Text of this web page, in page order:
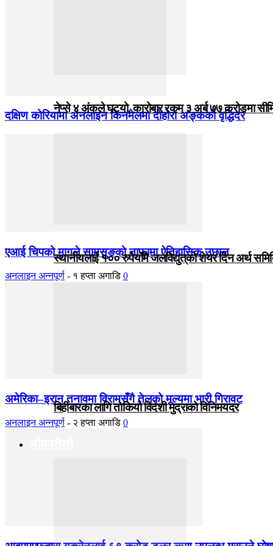
नेप्से ४ अंकले घट्यो, कारोबार रकम ३ अर्ब ७७ करोडमा
स्थानीयलाई १०० रुपैयाँमै जलविद्युत्‌को शेयर दिन अर्थ
बिहीबारका लागि तोकियो विदेशी मुद्राको विनिमयदर
दक्षिण कोरियामा अनलाइन किनमेलमा दोहोरो अङ्कको वृद्धिदर
एआई चिपको मागले सामसुङको नाफामा ऐतिहासिक उछाल
अनलाइन अन्नपूर्ण - १ हप्ता अगाडि 0
अमेरिका–इरान तनावमा विरामसँगै तेलको मूल्यमा भारी गिरावट
अनलाइन अन्नपूर्ण - २ हप्ता अगाडि 0